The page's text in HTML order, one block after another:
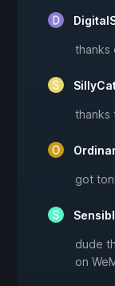
thanks
thanks
got
dude
on